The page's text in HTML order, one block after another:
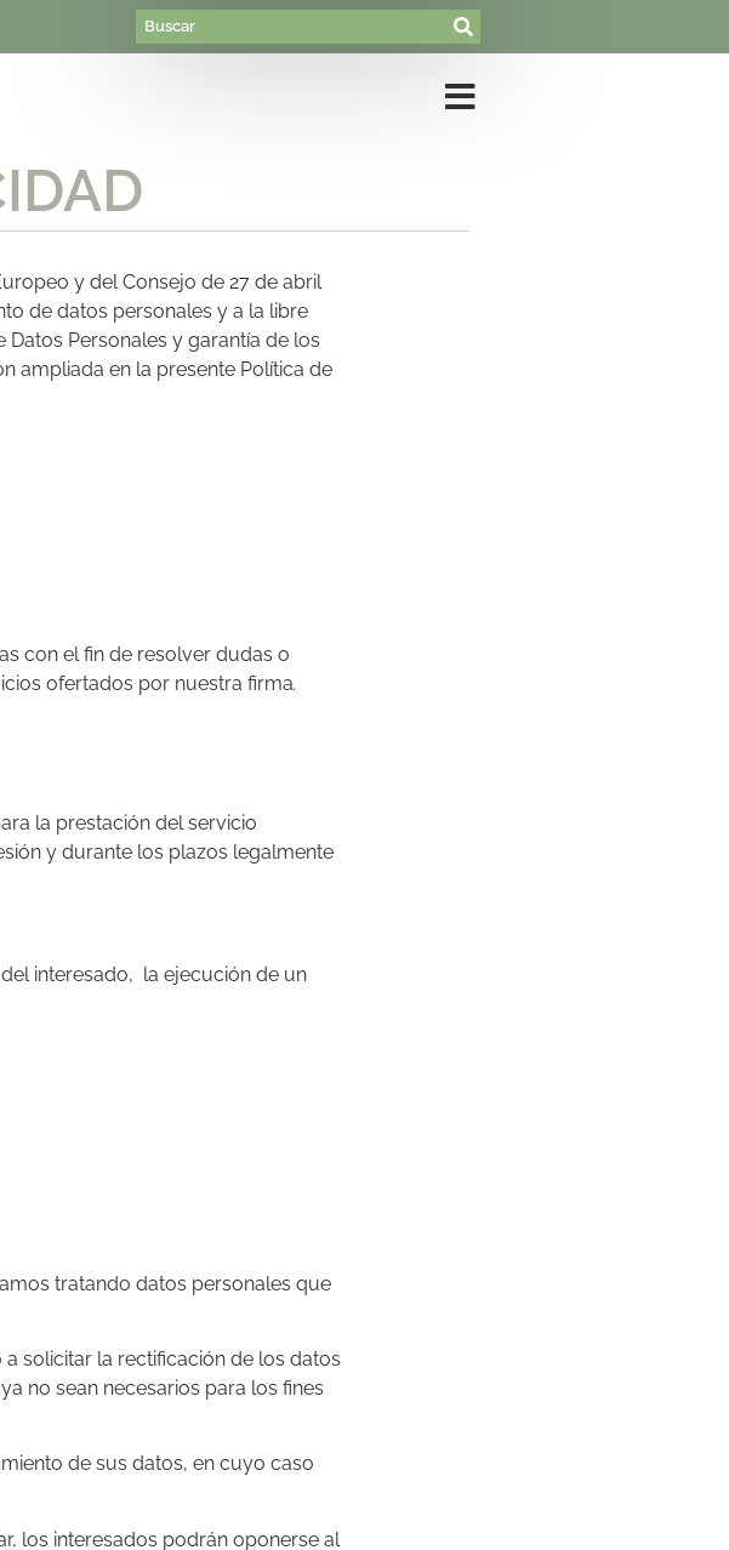
y del Consejo de 27 de abril
de datos personales y a la libre
Personales y garantía de los
ampliada en la presente Política de
con el fin de resolver dudas o
ofertados por nuestra firma.
la prestación del servicio
y durante los plazos legalmente
interesado, la ejecución de un
tratando datos personales que
solicitar la rectificación de los datos
no sean necesarios para los fines
de sus datos, en cuyo caso
los interesados podrán oponerse al